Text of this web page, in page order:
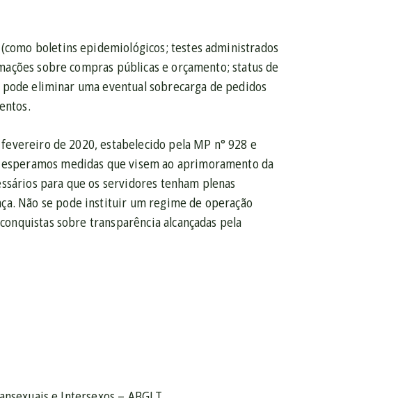
boletins epidemiológicos; testes administrados
sobre compras públicas e orçamento; status de
eliminar uma eventual sobrecarga de pedidos
de 2020, estabelecido pela MP n° 928 e
medidas que visem ao aprimoramento da
para que os servidores tenham plenas
Não se pode instituir um regime de operação
sobre transparência alcançadas pela